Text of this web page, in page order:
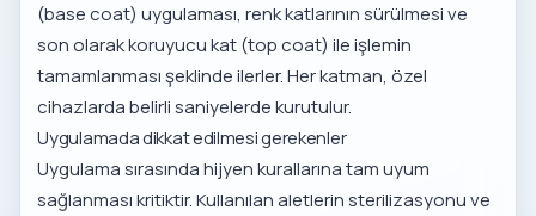
(base coat) uygulaması, renk katlarının sürülmesi ve
son olarak koruyucu kat (top coat) ile işlemin
tamamlanması şeklinde ilerler. Her katman, özel
cihazlarda belirli saniyelerde kurutulur.
Uygulamada dikkat edilmesi gerekenler
Uygulama sırasında hijyen kurallarına tam uyum
sağlanması kritiktir. Kullanılan aletlerin sterilizasyonu ve